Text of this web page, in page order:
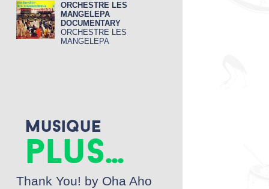
ORCHESTRE LES
MANGELEPA
DOCUMENTARY
ORCHESTRE LES
MANGELEPA
Musique
plus...
Thank You! by Oha Aho